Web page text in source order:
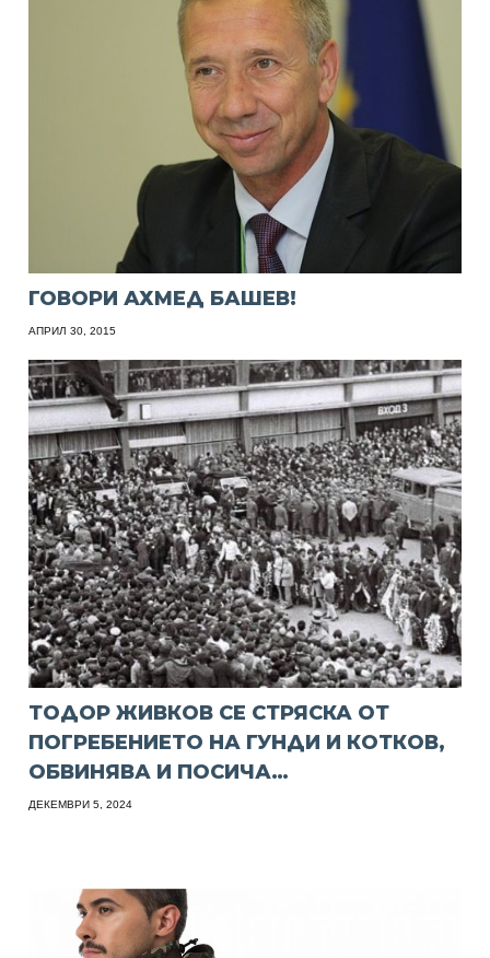
ГОВОРИ АХМЕД БАШЕВ!
АПРИЛ 30, 2015
ТОДОР ЖИВКОВ СЕ СТРЯСКА ОТ
ПОГРЕБЕНИЕТО НА ГУНДИ И КОТКОВ,
ОБВИНЯВА И ПОСИЧА…
ДЕКЕМВРИ 5, 2024